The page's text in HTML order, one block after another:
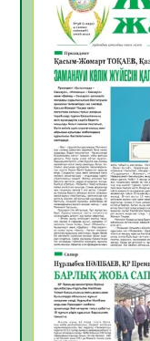
Инфекциялық
жұмыстарының
06.08.2026
Көкжөтел
06.08.2026
АПВ
06.08.2026
Open Air:
көрерменнің
06.08.2026
ЖАРҚЫН